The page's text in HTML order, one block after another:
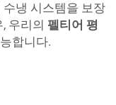
냉 시스템을 보장
우리의 펠티어 평
합니다.